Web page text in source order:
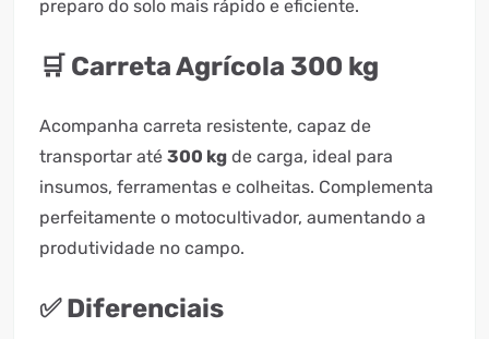
preparo do solo mais rápido e eficiente.
🛒 Carreta Agrícola 300 kg
Acompanha carreta resistente, capaz de
transportar até 300 kg de carga, ideal para
insumos, ferramentas e colheitas. Complementa
perfeitamente o motocultivador, aumentando a
produtividade no campo.
✅ Diferenciais